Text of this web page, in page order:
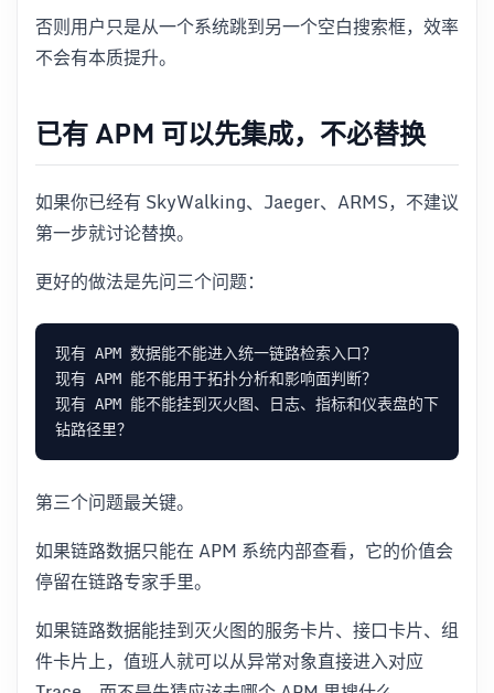
否则用户只是从一个系统跳到另一个空白搜索框，效率
不会有本质提升。
已有 APM 可以先集成，不必替换
如果你已经有 SkyWalking、Jaeger、ARMS，不建议
第一步就讨论替换。
更好的做法是先问三个问题：
现有 APM 能不能挂到灭火图、日志、指标和仪表盘的下
第三个问题最关键。
如果链路数据只能在 APM 系统内部查看，它的价值会
停留在链路专家手里。
如果链路数据能挂到灭火图的服务卡片、接口卡片、组
件卡片上，值班人就可以从异常对象直接进入对应